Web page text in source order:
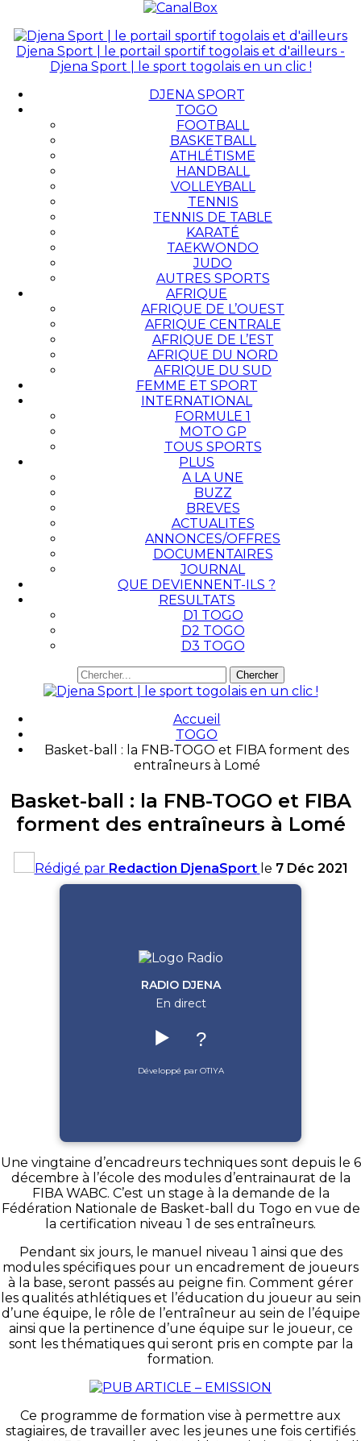
Djena Sport | le portail sportif togolais et d'ailleurs -
Djena Sport | le sport togolais en un clic !
DJENA SPORT
TOGO
FOOTBALL
BASKETBALL
ATHLÉTISME
HANDBALL
VOLLEYBALL
TENNIS
TENNIS DE TABLE
KARATÉ
TAEKWONDO
JUDO
AUTRES SPORTS
AFRIQUE
AFRIQUE DE L’OUEST
AFRIQUE CENTRALE
AFRIQUE DE L’EST
AFRIQUE DU NORD
AFRIQUE DU SUD
FEMME ET SPORT
INTERNATIONAL
FORMULE 1
MOTO GP
TOUS SPORTS
PLUS
A LA UNE
BUZZ
BREVES
ACTUALITES
ANNONCES/OFFRES
DOCUMENTAIRES
JOURNAL
QUE DEVIENNENT-ILS ?
RESULTATS
D1 TOGO
D2 TOGO
D3 TOGO
Accueil
TOGO
Basket-ball : la FNB-TOGO et FIBA forment des
entraîneurs à Lomé
Basket-ball : la FNB-TOGO et FIBA
forment des entraîneurs à Lomé
Rédigé par Redaction DjenaSport le 7 Déc 2021
RADIO DJENA
En direct
▶️ ?
Développé par OTIYA
Une vingtaine d’encadreurs techniques sont depuis le 6
décembre à l’école des modules d’entrainaurat de la
FIBA WABC. C’est un stage à la demande de la
Fédération Nationale de Basket-ball du Togo en vue de
la certification niveau 1 de ses entraîneurs.
Pendant six jours, le manuel niveau 1 ainsi que des
modules spécifiques pour un encadrement de joueurs
à la base, seront passés au peigne fin. Comment gérer
les qualités athlétiques et l’éducation du joueur au sein
d’une équipe, le rôle de l’entraîneur au sein de l’équipe
ainsi que la pertinence d’une équipe sur le joueur, ce
sont les thématiques qui seront pris en compte par la
formation.
Ce programme de formation vise à permettre aux
stagiaires, de travailler avec les jeunes une fois certifiés